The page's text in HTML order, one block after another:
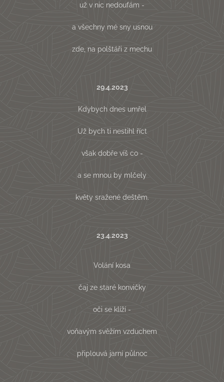
už v nic nedoufám -
a všechny mé sny usnou
zde, na polštáři z mechu
29.4.2023
Kdybych dnes umřel
Už bych ti nestihl říct
však dobře víš co -
a se mnou by mlčely
květy sražené deštěm.
23.4.2023
Volání kosa
čaj ze staré konvičky
oči se klíží -
voňavým svěžím vzduchem
připlouvá jarní půlnoc